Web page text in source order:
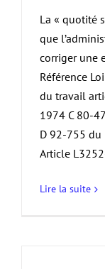
La « quotité
que
corriger une
Référence
du travail
1974 C 80-
D 92-755
Article
Lire la suite